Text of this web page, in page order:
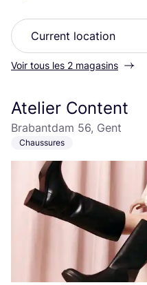
Voir tous les 2 magasins
Atelier Content
Brabantdam 56, Gent
Chaussures